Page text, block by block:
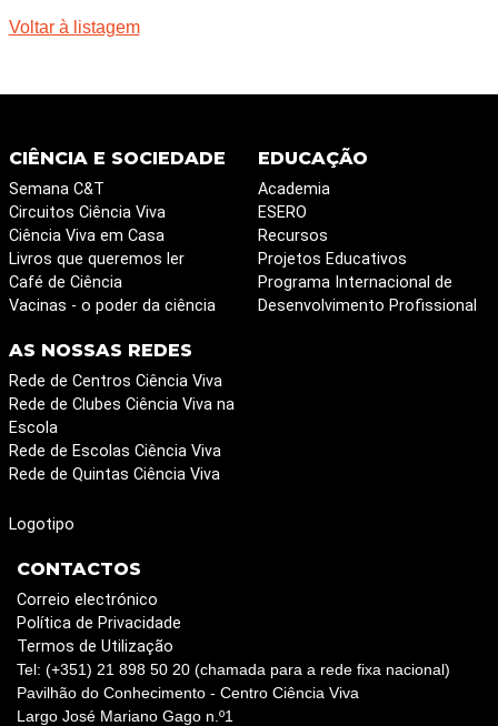
Voltar à listagem
CIÊNCIA E SOCIEDADE
Semana C&T
Circuitos Ciência Viva
Ciência Viva em Casa
Livros que queremos ler
Café de Ciência
Vacinas - o poder da ciência
EDUCAÇÃO
Academia
ESERO
Recursos
Projetos Educativos
Programa Internacional de
Desenvolvimento Profissional
AS NOSSAS REDES
Rede de Centros Ciência Viva
Rede de Clubes Ciência Viva na
Escola
Rede de Escolas Ciência Viva
Rede de Quintas Ciência Viva
Logotipo
CONTACTOS
Correio electrónico
Política de Privacidade
Termos de Utilização
Tel: (+351) 21 898 50 20 (chamada para a rede fixa nacional)
Pavilhão do Conhecimento - Centro Ciência Viva
Largo José Mariano Gago n.º1